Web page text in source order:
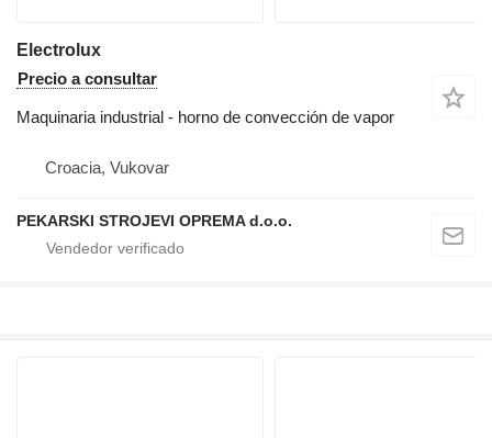
Electrolux
Precio a consultar
Maquinaria industrial - horno de convección de vapor
Croacia, Vukovar
PEKARSKI STROJEVI OPREMA d.o.o.